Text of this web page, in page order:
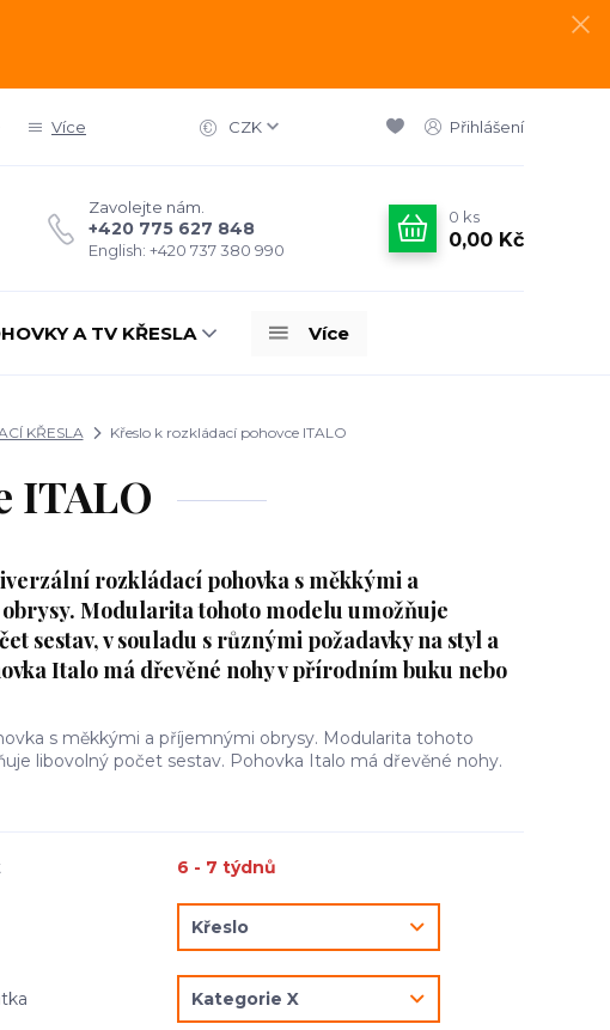
Více CZK Přihlášení
Zavolejte nám.
+420 775 627 848
English: +420 737 380 990
0 ks
0,00 Kč
A TV KŘESLA Více
KŘESLA Křeslo k rozkládací pohovce ITALO
ITALO
rozkládací pohovka s měkkými a
Modularita tohoto modelu umožňuje
sestav, v souladu s různými požadavky na styl a
Italo má dřevěné nohy v přírodním buku nebo
s měkkými a příjemnými obrysy. Modularita tohoto
libovolný počet sestav. Pohovka Italo má dřevěné nohy.
6 - 7 týdnů